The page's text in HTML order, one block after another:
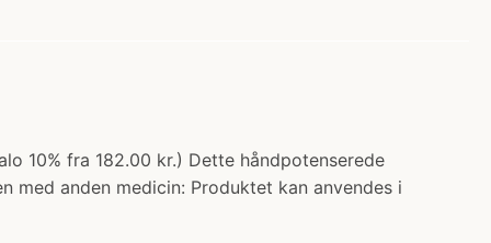
10% fra 182.00 kr.) Dette håndpotenserede
anden medicin: Produktet kan anvendes i